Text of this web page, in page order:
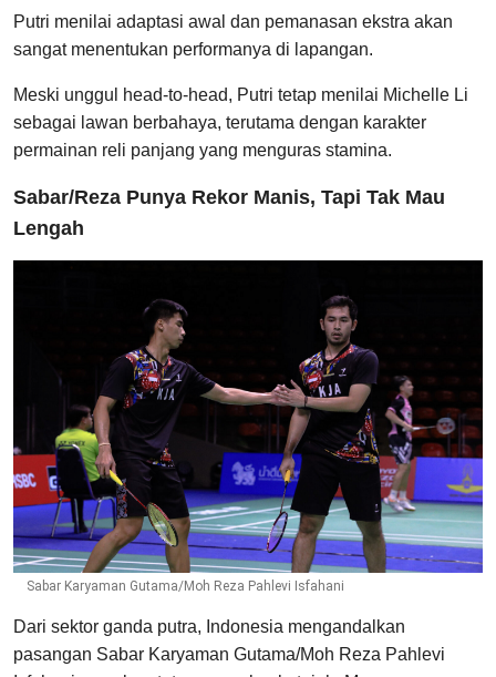
Putri menilai adaptasi awal dan pemanasan ekstra akan
sangat menentukan performanya di lapangan.
Meski unggul head-to-head, Putri tetap menilai Michelle Li
sebagai lawan berbahaya, terutama dengan karakter
permainan reli panjang yang menguras stamina.
Sabar/Reza Punya Rekor Manis, Tapi Tak Mau
Lengah
Sabar Karyaman Gutama/Moh Reza Pahlevi Isfahani
Dari sektor ganda putra, Indonesia mengandalkan
pasangan Sabar Karyaman Gutama/Moh Reza Pahlevi